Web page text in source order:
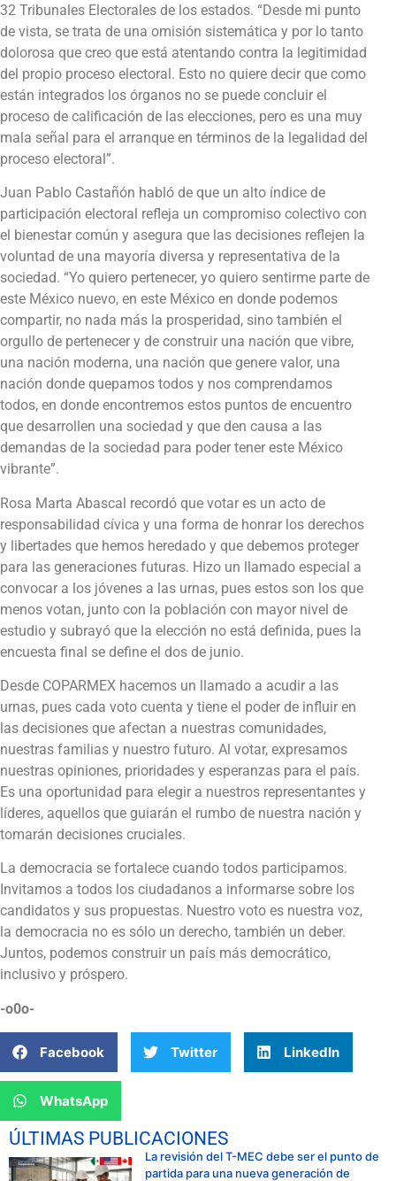
32 Tribunales Electorales de los estados. “Desde mi punto
de vista, se trata de una omisión sistemática y por lo tanto
dolorosa que creo que está atentando contra la legitimidad
del propio proceso electoral. Esto no quiere decir que como
están integrados los órganos no se puede concluir el
proceso de calificación de las elecciones, pero es una muy
mala señal para el arranque en términos de la legalidad del
proceso electoral”.
Juan Pablo Castañón habló de que un alto índice de
participación electoral refleja un compromiso colectivo con
el bienestar común y asegura que las decisiones reflejen la
voluntad de una mayoría diversa y representativa de la
sociedad. “Yo quiero pertenecer, yo quiero sentirme parte de
este México nuevo, en este México en donde podemos
compartir, no nada más la prosperidad, sino también el
orgullo de pertenecer y de construir una nación que vibre,
una nación moderna, una nación que genere valor, una
nación donde quepamos todos y nos comprendamos
todos, en donde encontremos estos puntos de encuentro
que desarrollen una sociedad y que den causa a las
demandas de la sociedad para poder tener este México
vibrante”.
Rosa Marta Abascal recordó que votar es un acto de
responsabilidad cívica y una forma de honrar los derechos
y libertades que hemos heredado y que debemos proteger
para las generaciones futuras. Hizo un llamado especial a
convocar a los jóvenes a las urnas, pues estos son los que
menos votan, junto con la población con mayor nivel de
estudio y subrayó que la elección no está definida, pues la
encuesta final se define el dos de junio.
Desde COPARMEX hacemos un llamado a acudir a las
urnas, pues cada voto cuenta y tiene el poder de influir en
las decisiones que afectan a nuestras comunidades,
nuestras familias y nuestro futuro. Al votar, expresamos
nuestras opiniones, prioridades y esperanzas para el país.
Es una oportunidad para elegir a nuestros representantes y
líderes, aquellos que guiarán el rumbo de nuestra nación y
tomarán decisiones cruciales.
La democracia se fortalece cuando todos participamos.
Invitamos a todos los ciudadanos a informarse sobre los
candidatos y sus propuestas. Nuestro voto es nuestra voz,
la democracia no es sólo un derecho, también un deber.
Juntos, podemos construir un país más democrático,
inclusivo y próspero.
-o0o-
Facebook Twitter LinkedIn
WhatsApp
ÚLTIMAS PUBLICACIONES
La revisión del T-MEC debe ser el punto de
partida para una nueva generación de